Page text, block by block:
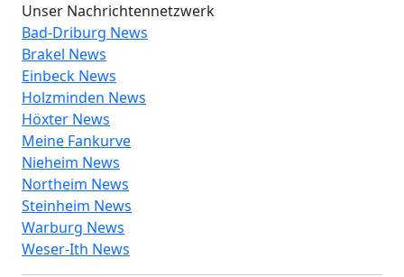
Unser Nachrichtennetzwerk
Bad-Driburg News
Brakel News
Einbeck News
Holzminden News
Höxter News
Meine Fankurve
Nieheim News
Northeim News
Steinheim News
Warburg News
Weser-Ith News